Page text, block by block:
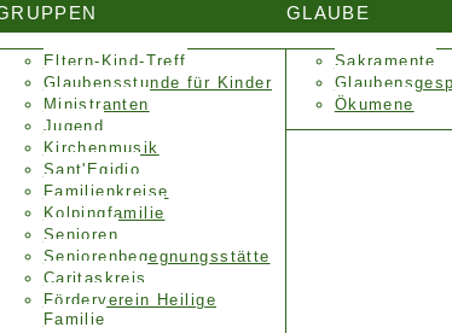
Eltern-Kind-Treff
Glaubensstunde für Kinder
Ministranten
Jugend
Kirchenmusik
Sant'Egidio
Familienkreise
Kolpingfamilie
Senioren
Senioren­begegnungs­stätte
Caritaskreis
Förderverein Heilige
Familie
GLAUBE
Sakramente
Ökumene